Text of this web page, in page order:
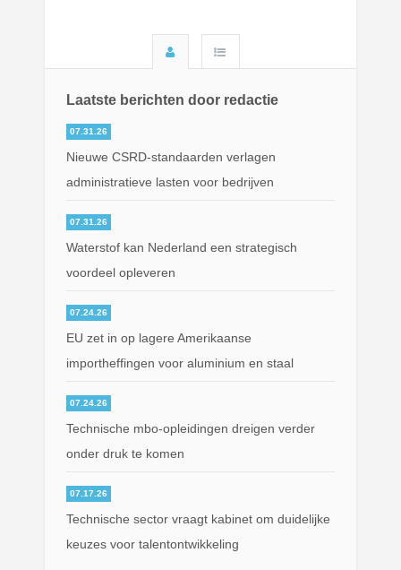
Laatste berichten door redactie
07.31.26
Nieuwe CSRD-standaarden verlagen
administratieve lasten voor bedrijven
07.31.26
Waterstof kan Nederland een strategisch
voordeel opleveren
07.24.26
EU zet in op lagere Amerikaanse
importheffingen voor aluminium en staal
07.24.26
Technische mbo-opleidingen dreigen verder
onder druk te komen
07.17.26
Technische sector vraagt kabinet om duidelijke
keuzes voor talentontwikkeling